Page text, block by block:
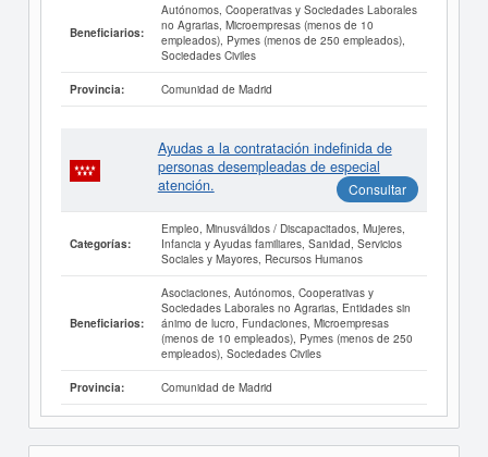
Beneficiarios:
Autónomos, Cooperativas y Sociedades Laborales
no Agrarias, Microempresas (menos de 10
empleados), Pymes (menos de 250 empleados),
Sociedades Civiles
Provincia: Comunidad de Madrid
Ayudas a la contratación indefinida de
personas desempleadas de especial
atención.
Consultar
Categorías:
Empleo, Minusválidos / Discapacitados, Mujeres,
Infancia y Ayudas familiares, Sanidad, Servicios
Sociales y Mayores, Recursos Humanos
Beneficiarios:
Asociaciones, Autónomos, Cooperativas y
Sociedades Laborales no Agrarias, Entidades sin
ánimo de lucro, Fundaciones, Microempresas
(menos de 10 empleados), Pymes (menos de 250
empleados), Sociedades Civiles
Provincia: Comunidad de Madrid